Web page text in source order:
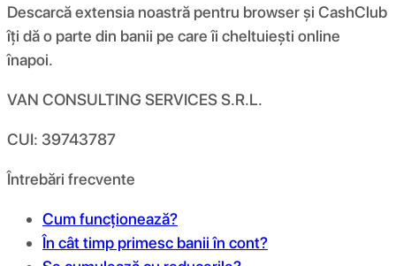
Descarcă extensia noastră pentru browser și CashClub
îți dă o parte din banii pe care îi cheltuiești online
înapoi.
VAN CONSULTING SERVICES S.R.L.
CUI: 39743787
Întrebări frecvente
Cum funcționează?
În cât timp primesc banii în cont?